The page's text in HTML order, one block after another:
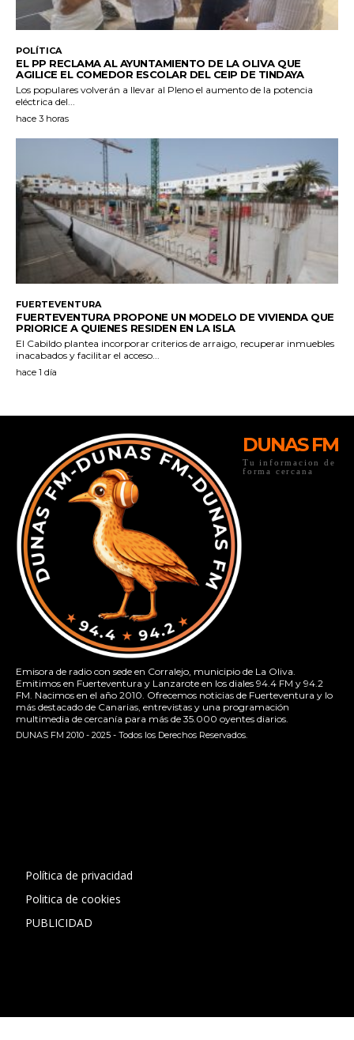
DUNAS FM
Tu informacion de
forma cercana
Emisora de radio con sede en Corralejo, municipio de La Oliva.
Emitimos en Fuerteventura y Lanzarote en los diales 94.4 FM y 94.2
FM. Nacimos en el año 2010. Ofrecemos noticias de Fuerteventura y lo
más destacado de Canarias, entrevistas y una programación
multimedia de cercanía para más de 35.000 oyentes diarios.
DUNAS FM 2010 - 2025 - Todos los Derechos Reservados.
Política de privacidad
Politica de cookies
PUBLICIDAD